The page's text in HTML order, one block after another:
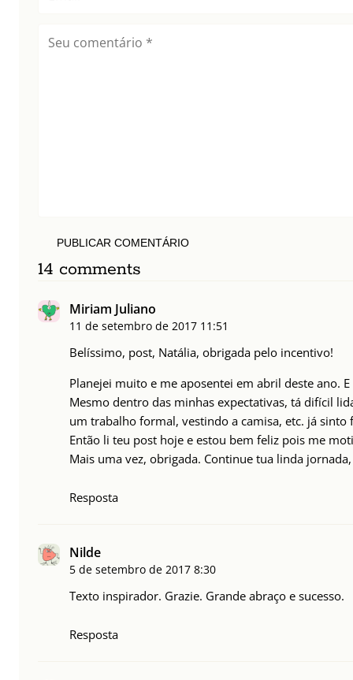
PUBLICAR COMENTÁRIO
14 comments
Miriam Juliano
11 de setembro de 2017 11:51
Belíssimo, post, Natália, obrigada pelo incentivo!
Planejei muito e me aposentei em abril deste ano.
Mesmo dentro das minhas expectativas, tá difícil
um trabalho formal, vestindo a camisa, etc. já
Então li teu post hoje e estou bem feliz pois me
Mais uma vez, obrigada. Continue tua linda
Resposta
Nilde
5 de setembro de 2017 8:30
Texto inspirador. Grazie. Grande abraço e sucesso.
Resposta